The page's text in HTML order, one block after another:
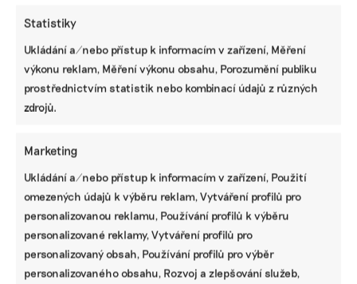
Statistiky
Ukládání a/nebo přístup k informacím v zařízení, Měření
výkonu reklam, Měření výkonu obsahu, Porozumění publiku
prostřednictvím statistik nebo kombinací údajů z různých
zdrojů.
Marketing
Ukládání a/nebo přístup k informacím v zařízení, Použití
omezených údajů k výběru reklam, Vytváření profilů pro
personalizovanou reklamu, Používání profilů k výběru
personalizované reklamy, Vytváření profilů pro
personalizovaný obsah, Používání profilů pro výběr
personalizovaného obsahu, Rozvoj a zlepšování služeb,
Úložiště jaderného odpadu budou možná v
Česku dvě, obávají se obce. Výstavba
mezitím nabírá zpoždění
Česko sází na jadernou energetiku. Co bude dělat
s radioaktivním odpadem, ale zatím neví. Přitom ho bude
patrně více, než se plánovalo, a to kvůli prodloužené
současných čtyř finalistů pro jaderné úložiště nemusí
stačit, zaznívá čím dál tím častěji.
Irena Buřívalová | 04. června 2026 | Energetika | hlubinné úložiště
jaderný odpad